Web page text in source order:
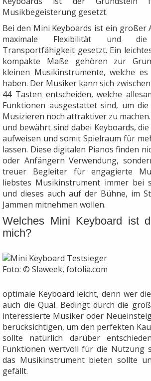
Musikbegeisterung gesetzt.
Bei den Mini Keyboards ist ein großer
maximale Flexibilität und die
Transportfähigkeit gesetzt. Ein
kompakte Maße gehören zur
kleinen Musikinstrumente, welche
haben. Der Musiker kann sich
44 Tasten entscheiden, welche
Funktionen ausgestattet sind, um
Musizieren noch attraktiver zu
und bewährt sind dabei Keyboards,
aufweisen und somit Spielraum für
lassen. Diese digitalen Pianos finden
oder Anfängern Verwendung,
treuer Begleiter für engagierte
liebstes Musikinstrument immer bei
und dieses auch auf der Bühne, im
Jammen mitnehmen wollen.
Welches Mini Keyboard ist
mich?
Foto: © Slaweek, fotolia.com
optimale Keyboard leicht, denn wer
auch die Qual. Bedingt durch die
interessierte Musiker oder
berücksichtigen, um den perfekten
sollte natürlich darüber
Funktionen wertvoll für die Nutzung
das Musikinstrument bieten sollte
gefällt.